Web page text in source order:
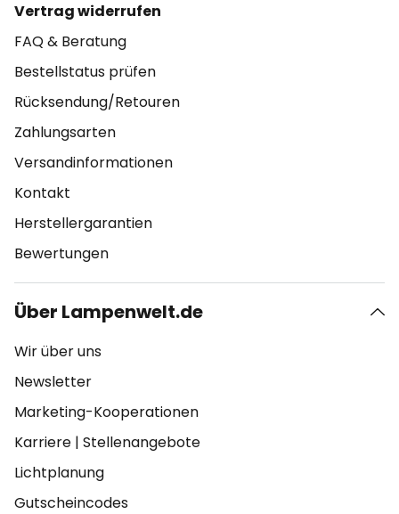
Vertrag widerrufen
FAQ & Beratung
Bestellstatus prüfen
Rücksendung/Retouren
Zahlungsarten
Versandinformationen
Kontakt
Herstellergarantien
Bewertungen
Über Lampenwelt.de
Wir über uns
Newsletter
Marketing-Kooperationen
Karriere | Stellenangebote
Lichtplanung
Gutscheincodes